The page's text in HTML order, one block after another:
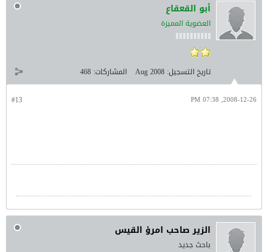
أبو القعقاع
العضوية المميزة
تاريخ التسجيل: Aug 2008 المشاركات: 468
#13 2008-12-26, 07:38 PM
الزير صاحب امرؤ القيس
باحث جديد